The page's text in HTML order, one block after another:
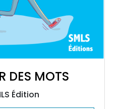
DES MOTS
Édition